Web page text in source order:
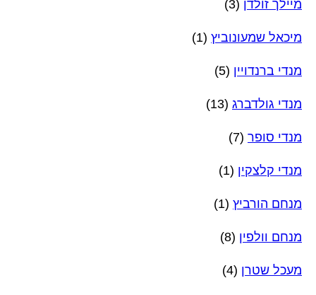
מיילך זולדן (3)
מיכאל שמעונוביץ (1)
מנדי ברנדויין (5)
מנדי גולדברג (13)
מנדי סופר (7)
מנדי קלצקין (1)
מנחם הורביץ (1)
מנחם וולפין (8)
מעכל שטרן (4)